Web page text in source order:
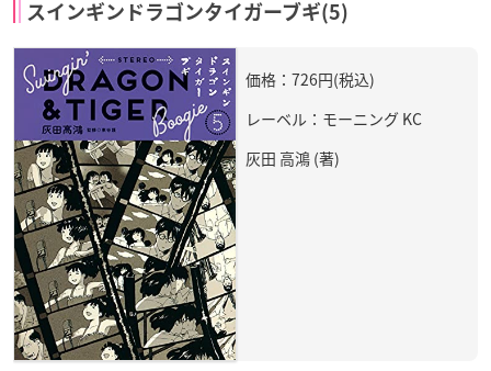
スインギンドラゴンタイガーブギ(5)
価格：726円(税込)
レーベル：モーニング KC
灰田 高鴻 (著)